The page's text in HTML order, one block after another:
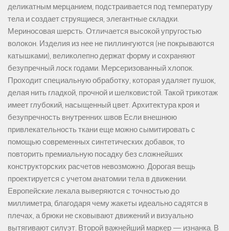
деликатным мерцанием, подстраивается под температуру
тела и создает струящиеся, элегантные складки.
Мериносовая шерсть. Отличается высокой упругостью
волокон. Изделия из нее не пиллингуются (не покрываются
катышками), великолепно держат форму и сохраняют
безупречный лоск годами. Мерсеризованный хлопок.
Проходит специальную обработку, которая удаляет пушок,
делая нить гладкой, прочной и шелковистой. Такой трикотаж
имеет глубокий, насыщенный цвет. Архитектура кроя и
безупречность внутренних швов Если внешнюю
привлекательность ткани еще можно сымитировать с
помощью современных синтетических добавок, то
повторить премиальную посадку без сложнейших
конструкторских расчетов невозможно. Дорогая вещь
проектируется с учетом анатомии тела в движении.
Европейские лекала выверяются с точностью до
миллиметра, благодаря чему жакеты идеально садятся в
плечах, а брюки не сковывают движений и визуально
вытягивают силуэт. Второй важнейший маркер — изнанка. В